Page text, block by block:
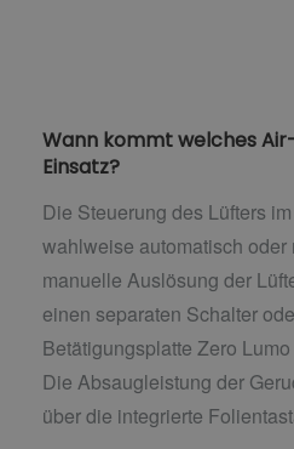
manuelle Auslösung der
einen separaten Schalter
Betätigungsplatte Zero Lumo
Die Absaugleistung der
über die integrierte
Bei der automatischen
Auslösung entweder mittels
die IR-Steuerung der
oder über eine HF-